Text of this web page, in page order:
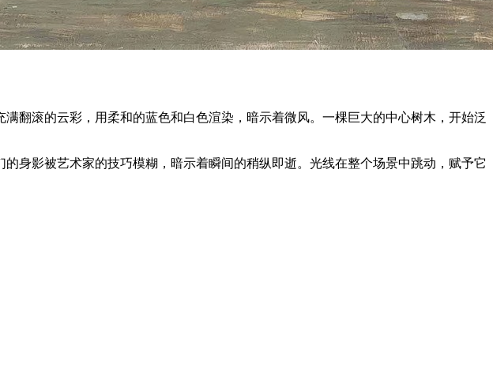
翻滚的云彩，用柔和的蓝色和白色渲染，暗示着微风。一棵巨大的中心树木，开始泛
身影被艺术家的技巧模糊，暗示着瞬间的稍纵即逝。光线在整个场景中跳动，赋予它